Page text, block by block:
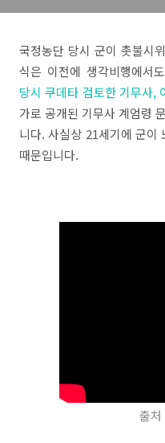
국정농단 당시 군이 촛불시
식은 이전에 생각비행에서
당시 쿠데타 검토한 기무사,
가로 공개된 기무사 계엄령
니다. 사실상 21세기에 군이
때문입니다.
출처